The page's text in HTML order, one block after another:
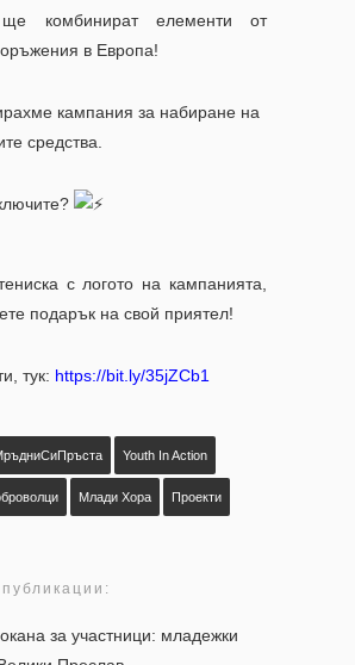
комбинират елементи от
в Европа!
кампания за набиране на
средства.
с логото на кампанията,
подарък на свой приятел!
тук: https://bit.ly/35jZCb1
Youth In Action
Млади Хора Проекти
за участници: младежки